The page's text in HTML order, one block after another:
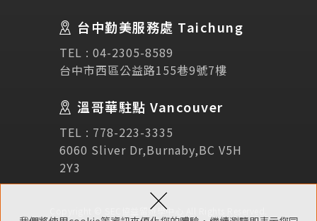
×
諮詢表單
立即諮詢
台中勤美服務處 Taichung
TEL : 04-2305-8589
台中市西區公益路155巷9號7樓
溫哥華駐點 Vancouver
TEL : 778-223-3335
6060 Sliver Dr,Burnaby,BC V5H
2Y3
Copyright © SEC協益留遊學中心 All Rights Reserved.